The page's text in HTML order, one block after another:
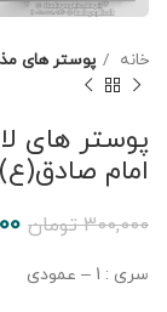
خانه پوستر های
پوستر های
امام صادق(ع)
300,000 تومان
سری : 1 – عمودی